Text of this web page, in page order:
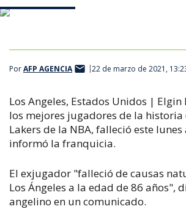
PorAFP AGENCIA 22 de marzo de 2021,
Los Angeles, Estados Unidos |
los mejores jugadores de la historia
Lakers de la NBA, falleció este lunes
informó la franquicia.
El exjugador "falleció de causas
Los Ángeles a la edad de 86 años",
angelino en un comunicado.